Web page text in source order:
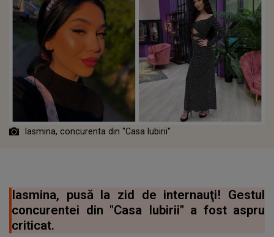
Iasmina, concurenta din "Casa Iubirii"
Iasmina, pusă la zid de internauţi! Gestul
concurentei din "Casa Iubirii" a fost aspru
criticat.